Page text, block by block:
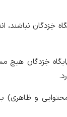
خِرَدگان نباشند،
خِرَدگان هیچ
و ظاهری)